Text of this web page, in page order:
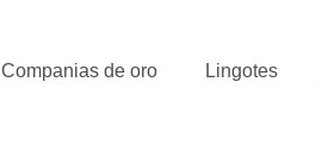
Companias de oro Lingotes